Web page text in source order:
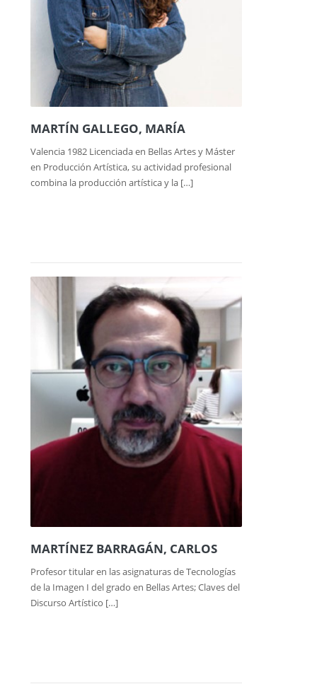
MARTÍN GALLEGO, MARÍA
Valencia 1982 Licenciada en Bellas Artes y Máster
en Producción Artística, su actividad profesional
combina la producción artística y la […]
MARTÍNEZ BARRAGÁN, CARLOS
Profesor titular en las asignaturas de Tecnologías
de la Imagen I del grado en Bellas Artes; Claves del
Discurso Artístico […]